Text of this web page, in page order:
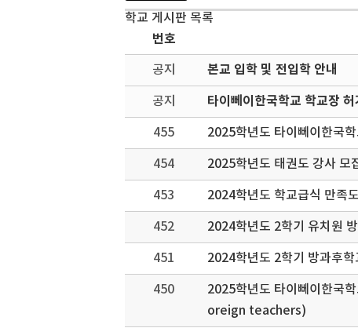
학교 게시판 목록
번호
공지 본교 입학 및 전입학 안내
공지 타이뻬이한국학교 학교장
455 2025학년도 타이뻬이한국
454 2025학년도 태권도 강사 모
453 2024학년도 학교급식 만족
452 2024학년도 2학기 유치원
451 2024학년도 2학기 방과후
450
2025학년도 타이뻬이한국
oreign teachers)